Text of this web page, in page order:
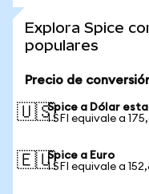
Explora Spice
populares
Precio de
🇺🇸Spice a Dólar
1 SFI equivale a
🇪🇺Spice a Euro
1 SFI equivale a